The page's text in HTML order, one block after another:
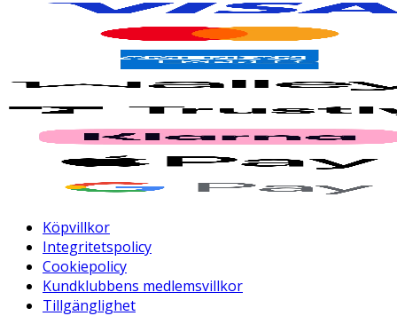
Köpvillkor
Integritetspolicy
Cookiepolicy
Kundklubbens medlemsvillkor
Tillgänglighet